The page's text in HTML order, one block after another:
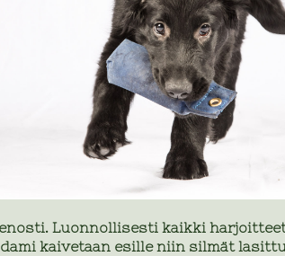
Luonnollisesti kaikki
kaivetaan esille niin silmät